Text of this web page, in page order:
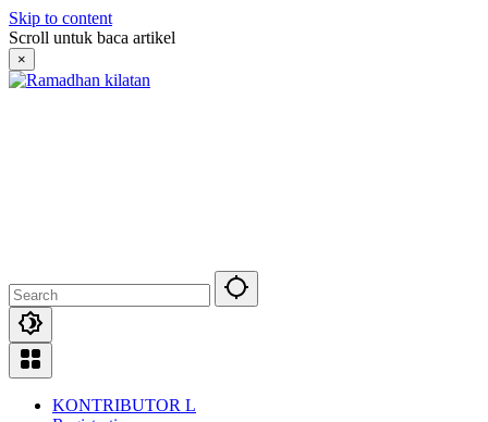
Skip to content
Scroll untuk baca artikel
×
KONTRIBUTOR L